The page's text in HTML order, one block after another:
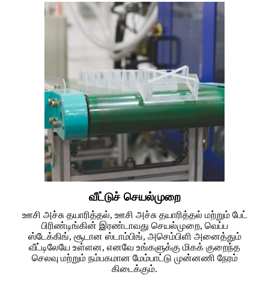
வீட்டுச் செயல்முறை
ஊசி அச்சு தயாரித்தல், ஊசி அச்சு தயாரித்தல் மற்றும் பேட்
பிரிண்டிங்கின் இரண்டாவது செயல்முறை, வெப்ப
ஸ்டேக்கிங், சூடான ஸ்டாம்பிங், அசெம்பிளி அனைத்தும்
வீட்டிலேயே உள்ளன, எனவே உங்களுக்கு மிகக் குறைந்த
செலவு மற்றும் நம்பகமான மேம்பாட்டு முன்னணி நேரம்
கிடைக்கும்.